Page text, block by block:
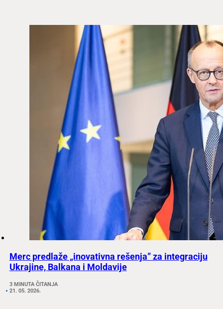
Merc predlaže „inovativna rešenja” za integraciju
Ukrajine, Balkana i Moldavije
3 MINUTA ČITANJA
21. 05. 2026.